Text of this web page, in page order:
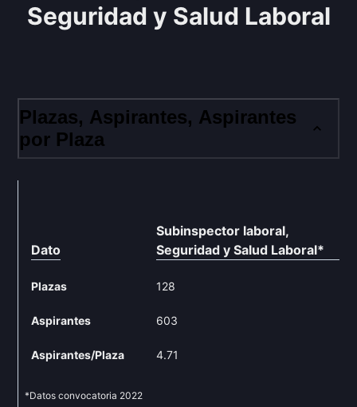
Seguridad y Salud Laboral
Plazas, Aspirantes, Aspirantes
por Plaza
Dato
Subinspector laboral,
Seguridad y Salud Laboral*
Plazas 128
Aspirantes 603
Aspirantes/Plaza 4.71
*Datos convocatoria 2022